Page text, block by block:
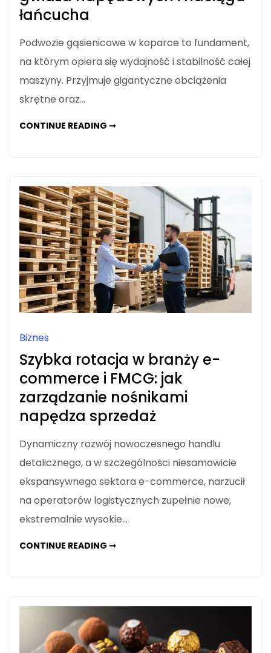
łańcucha
Podwozie gąsienicowe w koparce to fundament,
na którym opiera się wydajność i stabilność całej
maszyny. Przyjmuje gigantyczne obciążenia
skrętne oraz…
CONTINUE READING ➞PODWOZIE
GWIAZD
NAPĘDOWYCH
I
NACIĄGU
ŁAŃCUCHA
Biznes
Szybka rotacja w branży e-
commerce i FMCG: jak
zarządzanie nośnikami
napędza sprzedaż
Dynamiczny rozwój nowoczesnego handlu
detalicznego, a w szczególności niesamowicie
ekspansywnego sektora e-commerce, narzucił
na operatorów logistycznych zupełnie nowe,
ekstremalnie wysokie…
CONTINUE READING ➞SZYBKA
FMCG:
ZARZĄDZANIE
NOŚNIKAMI
NAPĘDZA
SPRZEDAŻ